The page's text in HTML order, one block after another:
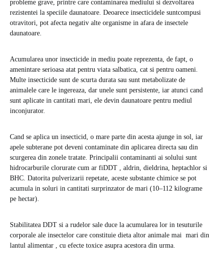
probleme grave, printre care contaminarea mediului si dezvoltarea
rezistentei la speciile daunatoare. Deoarece insecticidele suntcompusi
otravitori, pot afecta negativ alte organisme in afara de insectele
daunatoare.
Acumularea unor insecticide in mediu poate reprezenta, de fapt, o
amenintare serioasa atat pentru viata salbatica, cat si pentru oameni.
Multe insecticide sunt de scurta durata sau sunt metabolizate de
animalele care le ingereaza, dar unele sunt persistente, iar atunci cand
sunt aplicate in cantitati mari, ele devin daunatoare pentru mediul
inconjurator.
Cand se aplica un insecticid, o mare parte din acesta ajunge in sol, iar
apele subterane pot deveni contaminate din aplicarea directa sau din
scurgerea din zonele tratate. Principalii contaminanti ai solului sunt
hidrocarburile clorurate cum ar fiDDT , aldrin, dieldrina, heptachlor si
BHC. Datorita pulverizarii repetate, aceste substante chimice se pot
acumula in soluri in cantitati surprinzator de mari (10–112 kilograme
pe hectar).
Stabilitatea DDT si a rudelor sale duce la acumularea lor in tesuturile
corporale ale insectelor care constituie dieta altor animale mai mari din
lantul alimentar , cu efecte toxice asupra acestora din urma.